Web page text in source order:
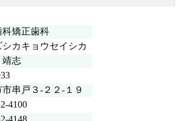
科矯正歯科
シカキョウセイシカ
志
串戸３-２２-１９
4100
4148